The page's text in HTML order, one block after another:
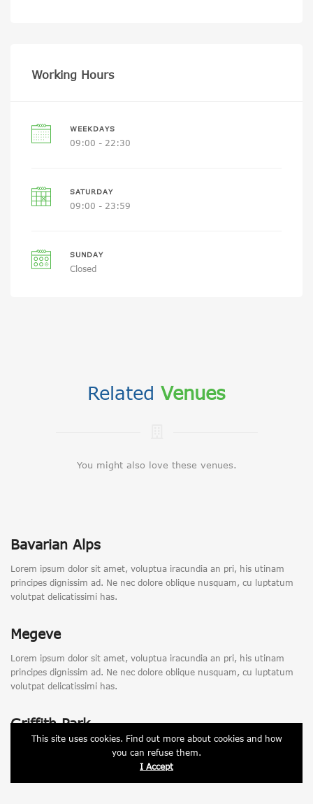
Working Hours
WEEKDAYS
09:00 - 22:30
SATURDAY
09:00 - 23:59
SUNDAY
Closed
Related Venues
You might also love these venues.
Bavarian Alps
Lorem ipsum dolor sit amet, voluptua iracundia an pri, his utinam
principes dignissim ad. Ne nec dolore oblique nusquam, cu luptatum
volutpat delicatissimi has.
Megeve
Lorem ipsum dolor sit amet, voluptua iracundia an pri, his utinam
principes dignissim ad. Ne nec dolore oblique nusquam, cu luptatum
volutpat delicatissimi has.
Griffith Park
Lorem ipsum dolor sit amet, voluptua iracundia an pri, his utinam
principes dignissim ad. Ne nec dolore oblique nusquam, cu luptatum
This site uses cookies. Find out more about cookies and how
you can refuse them.
I Accept